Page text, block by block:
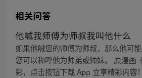
相关问答
他喊我师傅为师叔我叫他什么
如果他喊您的师傅为师叔，那么他可能
您可以称呼他为师弟或师妹。 原漫画
彩，点击按钮下载 App 立享精彩内容！